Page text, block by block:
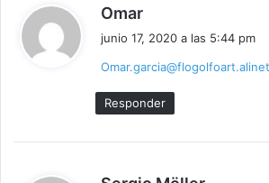
Omar
e
:
junio 17, 2020 a las 5:44 pm
Responder